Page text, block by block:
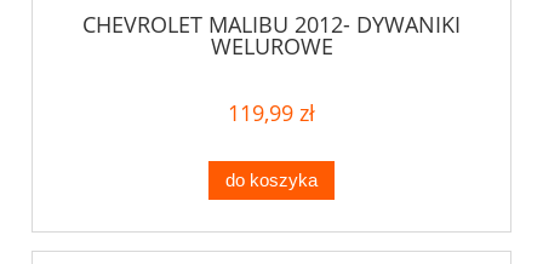
CHEVROLET MALIBU 2012- DYWANIKI
WELUROWE
119,99 zł
do koszyka